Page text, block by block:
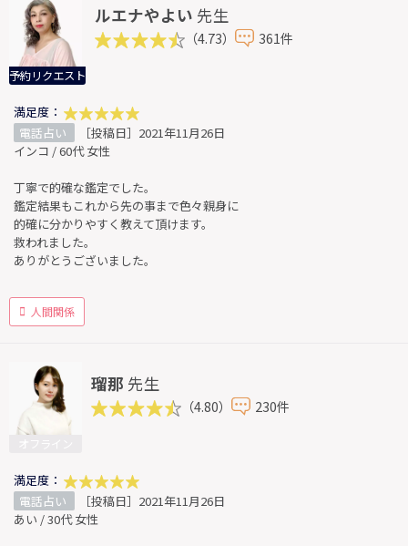
予約リクエスト
ルエナやよい 先生
（4.73） 361件
満足度：
電話占い
［投稿日］2021年11月26日
インコ / 60代 女性
丁寧で的確な鑑定でした。
鑑定結果もこれから先の事まで色々親身に
的確に分かりやすく教えて頂けます。
救われました。
ありがとうございました。
人間関係
瑠那 先生
（4.80） 230件
満足度：
電話占い
［投稿日］2021年11月26日
あい / 30代 女性